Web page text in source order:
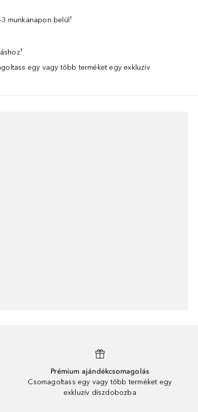
munkanapon belül¹
egy vagy több terméket egy exkluzív
Prémium ajándékcsomagolás
Csomagoltass egy vagy több terméket egy
exkluzív díszdobozba